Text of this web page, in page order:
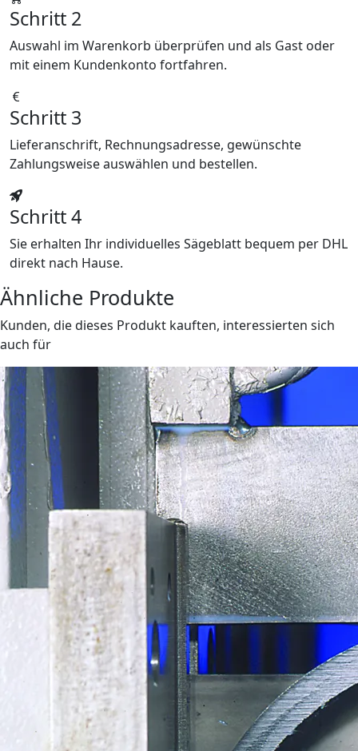
Schritt 2
Auswahl im Warenkorb überprüfen und als Gast oder
mit einem Kundenkonto fortfahren.
Schritt 3
Lieferanschrift, Rechnungsadresse, gewünschte
Zahlungsweise auswählen und bestellen.
Schritt 4
Sie erhalten Ihr individuelles Sägeblatt bequem per DHL
direkt nach Hause.
Ähnliche Produkte
Kunden, die dieses Produkt kauften, interessierten sich
auch für